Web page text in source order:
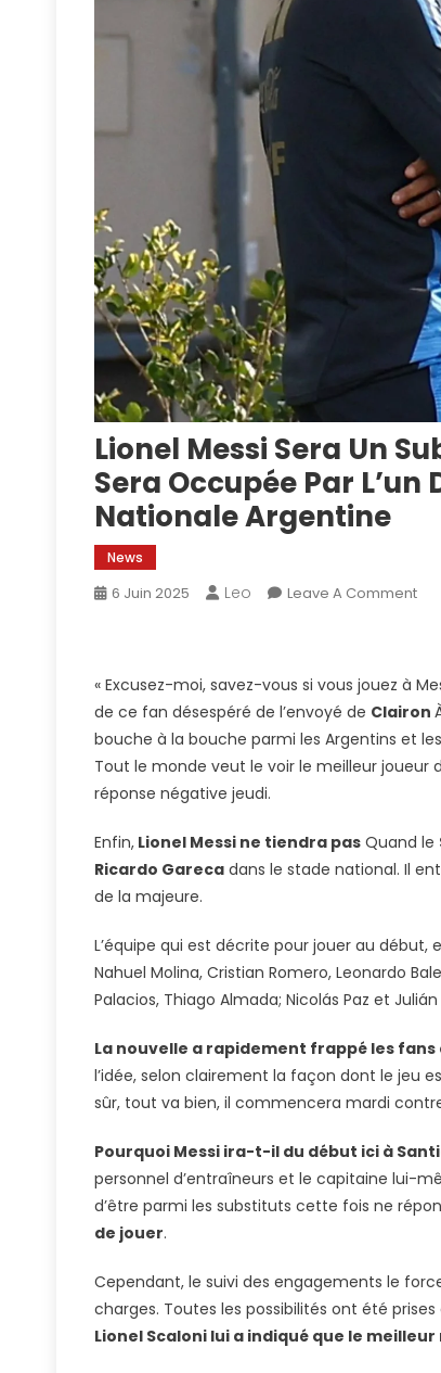
Lionel Messi Sera Un
Sera Occupée Par L’un
Nationale Argentine
News
6 Juin 2025 Leo Leave A CommentOn
Un
Le
Sa
Par
L’un
Des
« Excusez-moi, savez-vous si vous jouez à
de ce fan désespéré de l’envoyé de Clairon
bouche à la bouche parmi les Argentins et
Tout le monde veut le voir le meilleur joueur
réponse négative jeudi.
Enfin, Lionel Messi ne tiendra pas Quand le
Ricardo Gareca dans le stade national. Il
de la majeure.
L’équipe qui est décrite pour jouer au
Nahuel Molina, Cristian Romero, Leonardo
Palacios, Thiago Almada; Nicolás Paz et Julián
La nouvelle a rapidement frappé les fans
l’idée, selon clairement la façon dont le jeu
sûr, tout va bien, il commencera mardi
Pourquoi Messi ira-t-il du début ici à
personnel d’entraîneurs et le capitaine lui-
d’être parmi les substituts cette fois ne
de jouer.
Cependant, le suivi des engagements le
charges. Toutes les possibilités ont été
Lionel Scaloni lui a indiqué que le